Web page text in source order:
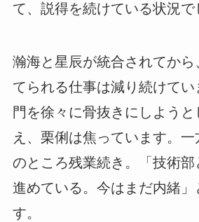
て、説得を続けている状況で
瀚海と星辰が統合されてから
てられる仕事は減り続けて
門を徐々に骨抜きにしよう
え、栗俐は焦っています。一
のところ残業続き。「技術部
進めている。今はまだ内緒」
す。